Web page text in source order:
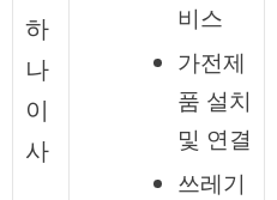
하
나
이
사
비스
가전제
품 설치
및 연결
쓰레기